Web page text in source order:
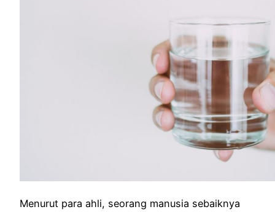
Menurut para ahli, seorang manusia sebaiknya